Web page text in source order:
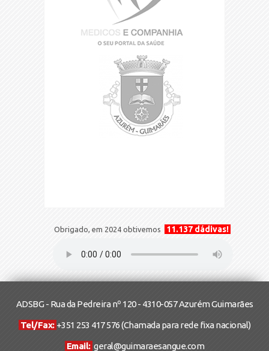
Obrigado, em 2024 obtivemos 11.137 dádivas!
ADSBG - Rua da Pedreira nº 120 - 4310-057 Azurém Guimarães
Tel/Fax: +351 253 417 576(Chamada para rede fixa nacional)
Email: geral@guimaraesangue.com